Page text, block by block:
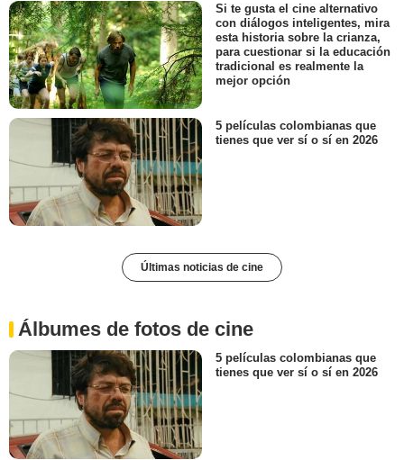
Si te gusta el cine alternativo
con diálogos inteligentes, mira
esta historia sobre la crianza,
para cuestionar si la educación
tradicional es realmente la
mejor opción
5 películas colombianas que
tienes que ver sí o sí en 2026
Últimas noticias de cine
Álbumes de fotos de cine
5 películas colombianas que
tienes que ver sí o sí en 2026